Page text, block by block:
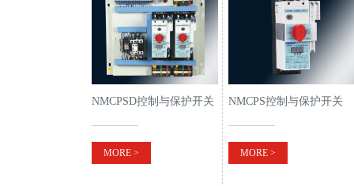
NMCPSD控制与保护开关
电器《双速型》
MORE >
NMCPS控制与保护开关
MORE >